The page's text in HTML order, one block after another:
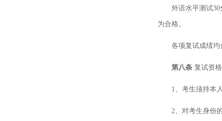
外语水平测试
为合格。
各项复试成绩
第八条 复试资
1、考生须持本
2、对考生身份